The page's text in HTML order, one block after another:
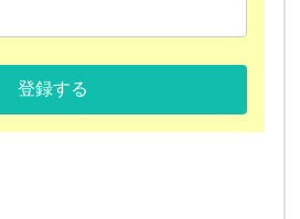
登録する